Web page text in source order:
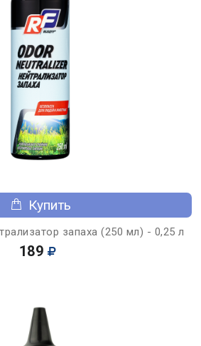
Купить
запаха (250 мл) - 0,25 л
189